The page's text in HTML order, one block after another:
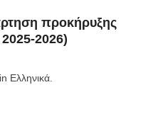
προκήρυξης
2026)
Ελληνικά.